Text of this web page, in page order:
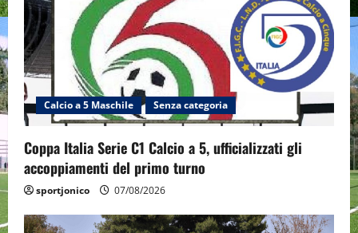
Calcio a 5 Maschile Senza categoria
Coppa Italia Serie C1 Calcio a 5, ufficializzati gli
accoppiamenti del primo turno
sportjonico 07/08/2026